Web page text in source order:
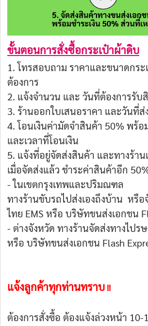
ขั้นตอนการสั่งซื้อกระเป๋าผ้าดิบ
1. โทรสอบถาม ราคาและขนาดกร
ต้องการ
2. แจ้งจำนวน และ วันที่ต้องการรับ
3. ร้านออกใบเสนอราคา และวันที่ส่
4. โอนเงินค่ามัดจำสินค้า 50% พร้
และเวลาที่โอนเงิน
5. แจ้งที่อยู่จัดส่งสินค้า และทางร้า
เมื่อจัดส่งแล้ว ชำระค่าสินค้าอีก
- ในเขตกรุงเทพและปริมณฑล
ทางร้านขับรถไปส่งเองถึงบ้าน หรื
ไทย EMS หรือ บริษัทขนส่งเอกชน
- ต่างจังหวัด ทางร้านจัดส่งทางไปร
หรือ บริษัทขนส่งเอกชน Flash
แจ้งลูกค้าทุกท่านทราบ !!
ต้องการสั่งซื้อ ต้องแจ้งล่วงหน้า 10-